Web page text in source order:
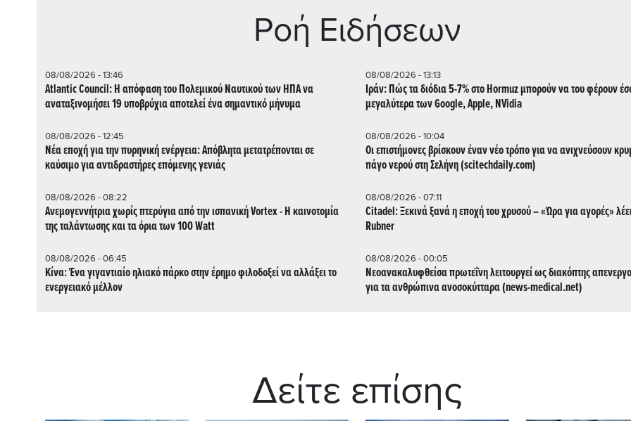
Ρoή Ειδήσεων
08/08/2026 - 13:46
Atlantic Council: Η απόφαση του Πολεμικού Ναυτικού των ΗΠΑ να
αναταξινομήσει 19 υποβρύχια αποτελεί ένα σημαντικό μήνυμα
08/08/2026 - 13:13
Ιράν: Πώς τα διόδια 5-7% στο Hormuz μπορούν να του φέρουν
μεγαλύτερα των Google, Apple, NVidia
08/08/2026 - 12:45
Νέα εποχή για την πυρηνική ενέργεια: Απόβλητα μετατρέπονται σε
καύσιμο για αντιδραστήρες επόμενης γενιάς
08/08/2026 - 10:04
Οι επιστήμονες βρίσκουν έναν νέο τρόπο για να ανιχνεύσουν
πάγο νερού στη Σελήνη (scitechdaily.com)
08/08/2026 - 08:22
Ανεμογεννήτρια χωρίς πτερύγια από την ισπανική Vortex - Η καινοτομία
της ταλάντωσης και τα όρια των 100 Watt
08/08/2026 - 07:11
Citadel: Ξεκινά ξανά η εποχή του χρυσού – «Ώρα για αγορές»
Rubner
08/08/2026 - 06:45
Κίνα: Ένα γιγαντιαίο ηλιακό πάρκο στην έρημο φιλοδοξεί να αλλάξει το
ενεργειακό μέλλον
08/08/2026 - 00:05
Νεοανακαλυφθείσα πρωτεΐνη λειτουργεί ως διακόπτης
για τα ανθρώπινα ανοσοκύτταρα (news-medical.net)
Δείτε επίσης